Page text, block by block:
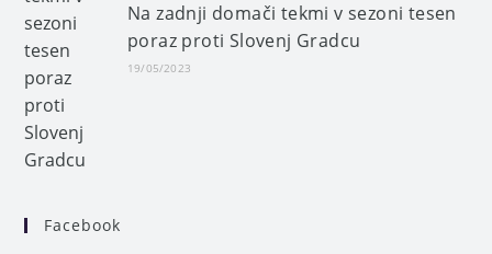
Na zadnji domači tekmi v sezoni tesen
poraz proti Slovenj Gradcu
19/05/2023
Facebook